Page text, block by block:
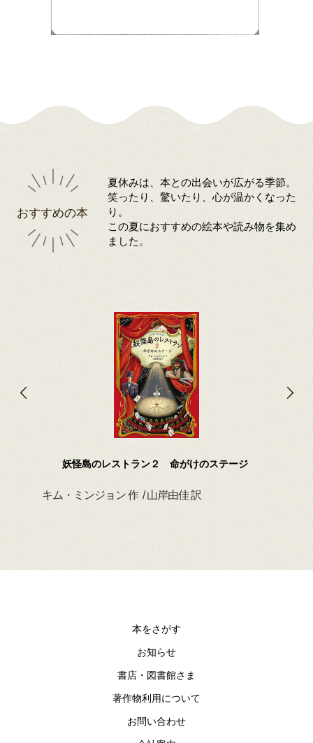
おすすめの本
夏休みは、本との出会いが広がる季節。
笑ったり、驚いたり、心が温かくなった
り。
この夏におすすめの絵本や読み物を集め
ました。
妖怪島のレストラン２ 命がけのステージ
キム・ミンジョン 作 / 山岸由佳 訳
本をさがす
お知らせ
書店・図書館さま
著作物利用について
お問い合わせ